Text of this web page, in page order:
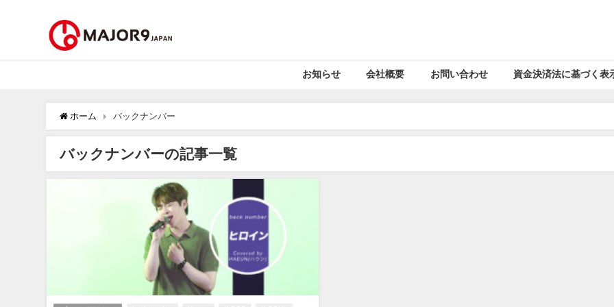
お知らせ 会社概要 お問い合わせ 資金決済法に基づく表
ホーム バックナンバー
バックナンバーの記事一覧